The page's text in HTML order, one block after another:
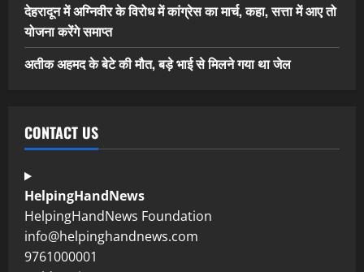
देहरादून में अग्निवीर के विरोध में कांग्रेस का मार्च, कहा, सत्ता में आए तो
योजना करेंगे समाप्त
अतीक अहमद के बेटे की मौत, बड़े भाई से मिलने गया था जेल
CONTACT US
HelpingHandNews
HelpingHandNews Foundation
info@helpinghandnews.com
9761000001